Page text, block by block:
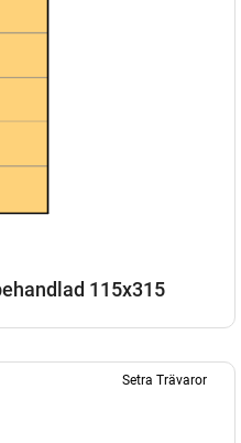
115x315
Setra Trävaror